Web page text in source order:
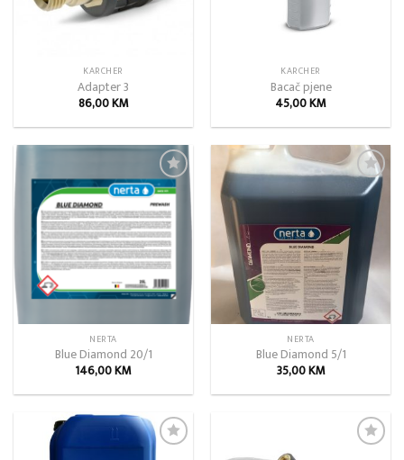
KARCHER
Adapter 3
86,00KM
KARCHER
Bacač pjene
45,00KM
Add to
wishlist
NERTA
Blue Diamond 20/1
146,00KM
Add to
wishlist
NERTA
Blue Diamond 5/1
35,00KM